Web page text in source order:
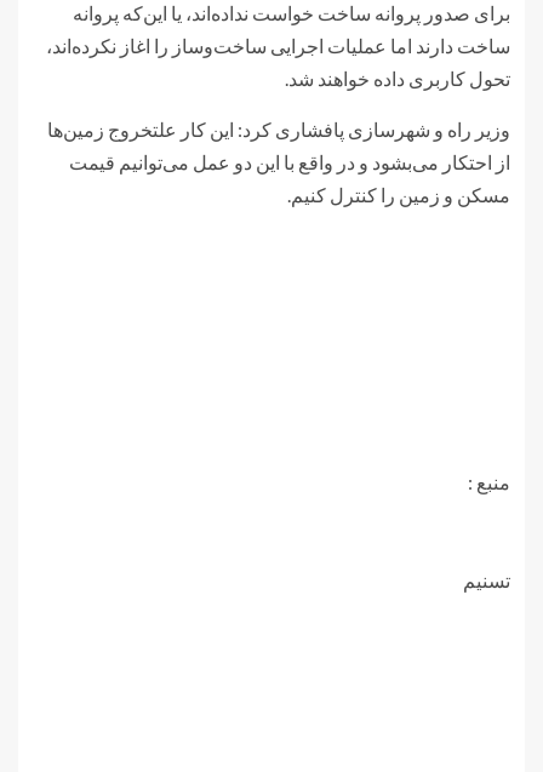
برای صدور پروانه ساخت خواست نداده‌اند، یا این‌که پروانه
ساخت دارند اما عملیات اجرایی ساخت‌وساز را اغاز نکرده‌اند،
تحول کاربری داده خواهند شد.
وزیر راه و شهرسازی پافشاری کرد: این کار علتخروج زمین‌ها
از احتکار می‌بشود و در واقع با این دو عمل می‌توانیم قیمت
مسکن و زمین را کنترل کنیم.
منبع :
تسنیم